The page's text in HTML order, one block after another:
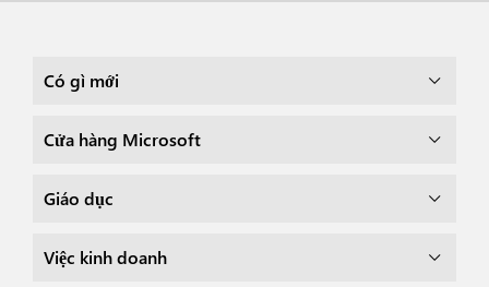
Có gì mới
Cửa hàng Microsoft
Giáo dục
Việc kinh doanh